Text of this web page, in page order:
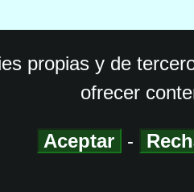
propias y de
ofrecer
Aceptar -